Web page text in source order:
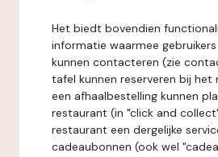
Het biedt bovendien
informatie waarmee
kunnen contacteren (zie
tafel kunnen reserveren bij
een afhaalbestelling kunnen
restaurant (in "click and
restaurant een dergelijke
cadeaubonnen (ook wel